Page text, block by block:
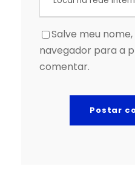
Salve meu
navegador para a
comentar.